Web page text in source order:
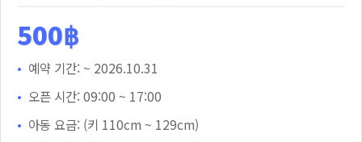
500฿
예약 기간: ~ 2026.10.31
오픈 시간: 09:00 ~ 17:00
아동 요금: (키 110cm ~ 129cm)